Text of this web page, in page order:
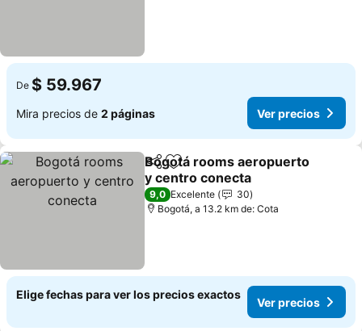
De $ 59.967
Mira precios de 2 páginas Ver precios
CompartirAgregar a favoritos
Bogotá rooms aeropuerto
y centro conecta
9,0 Excelente
30
Bogotá, a 13.2 km de: Cota
Elige fechas para ver los precios exactos
Ver precios